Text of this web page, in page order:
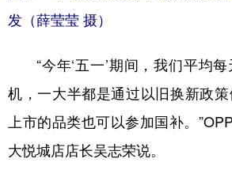
发（薛莹莹 摄）
“今年‘五一’期间，我们平均每
机，一大半都是通过以旧换新政
上市的品类也可以参加国补。
大悦城店店长吴志荣说。